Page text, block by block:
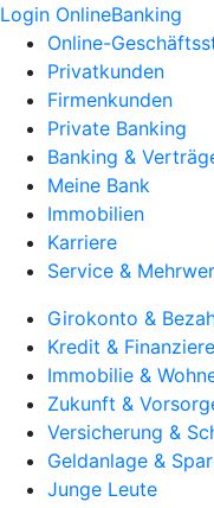
Login OnlineBanking
Online-
Privatkunden
Firmenkunden
Private Banking
Banking &
Meine Bank
Immobilien
Karriere
Service &
Girokonto &
Kredit &
Immobilie &
Zukunft &
Versicherung &
Geldanlage &
Junge Leute